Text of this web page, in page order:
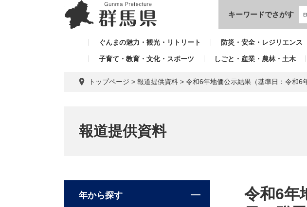
キーワードでさがす
ぐんまの魅力・観光・リトリート 防災・安全・レジリエンス
子育て・教育・文化・スポーツ しごと・産業・農林・土木
トップページ > 報道提供資料 > 令和6年地価公示結果（基準日：令和6
報道提供資料
令和6年
年から探す